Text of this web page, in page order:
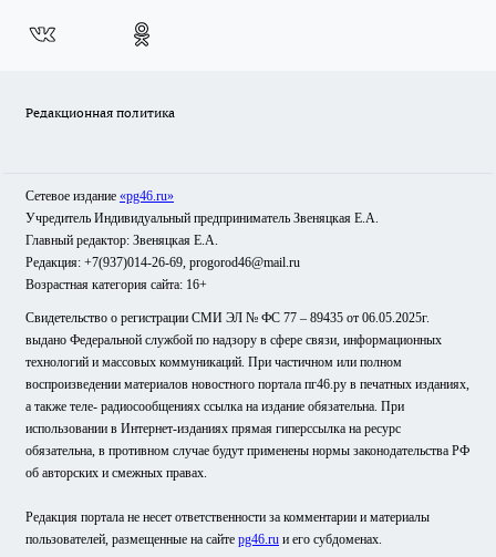
Редакционная политика
Сетевое издание «pg46.ru»
Учредитель Индивидуальный предприниматель Звеняцкая Е.А.
Главный редактор: Звеняцкая Е.А.
Редакция: +7(937)014-26-69, progorod46@mail.ru
Возрастная категория сайта: 16+
Свидетельство о регистрации СМИ ЭЛ № ФС 77 – 89435 от 06.05.2025г.
выдано Федеральной службой по надзору в сфере связи, информационных
технологий и массовых коммуникаций. При частичном или полном
воспроизведении материалов новостного портала пг46.ру в печатных изданиях,
а также теле- радиосообщениях ссылка на издание обязательна. При
использовании в Интернет-изданиях прямая гиперссылка на ресурс
обязательна, в противном случае будут применены нормы законодательства РФ
об авторских и смежных правах.
Редакция портала не несет ответственности за комментарии и материалы
пользователей, размещенные на сайте pg46.ru и его субдоменах.